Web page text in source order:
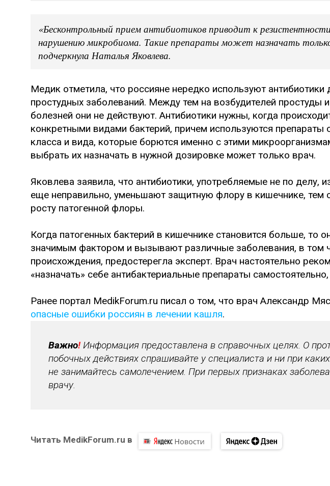
«Бесконтрольный прием антибиотиков приводит к
нарушению микробиома. Такие препараты может назначать
подчеркнула Наталья Яковлева.
Медик отметила, что россияне нередко используют антибиотики
простудных заболеваний. Между тем на возбудителей простуды
болезней они не действуют. Антибиотики нужны, когда
конкретными видами бактерий, причем используются препараты
класса и вида, которые борются именно с этими
выбрать их назначать в нужной дозировке может только врач.
Яковлева заявила, что антибиотики, употребляемые не по делу,
еще неправильно, уменьшают защитную флору в кишечнике, тем
росту патогенной флоры.
Когда патогенных бактерий в кишечнике становится больше, то
значимым фактором и вызывают различные заболевания, в том
происхождения, предостерегла эксперт. Врач настоятельно
«назначать» себе антибактериальные препараты самостоятельно,
Ранее портал MedikForum.ru писал о том, что врач Александр
опасные ошибки россиян в лечении кашля.
Важно!Информация предоставлена в справочных целях. О
побочных действиях спрашивайте у специалиста и ни при
не занимайтесь самолечением. При первых признаках
врачу.
Читать MedikForum.ru в